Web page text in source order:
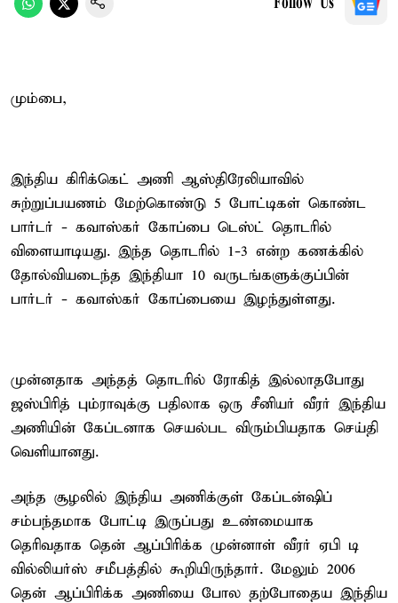
மும்பை,
இந்திய கிரிக்கெட் அணி ஆஸ்திரேலியாவில்
சுற்றுப்பயணம் மேற்கொண்டு 5 போட்டிகள் கொண்ட
பார்டர் - கவாஸ்கர் கோப்பை டெஸ்ட் தொடரில்
விளையாடியது. இந்த தொடரில் 1-3 என்ற கணக்கில்
தோல்வியடைந்த இந்தியா 10 வருடங்களுக்குப்பின்
பார்டர் - கவாஸ்கர் கோப்பையை இழந்துள்ளது.
முன்னதாக அந்தத் தொடரில் ரோகித் இல்லாதபோது
ஜஸ்பிரித் பும்ராவுக்கு பதிலாக ஒரு சீனியர் வீரர் இந்திய
அணியின் கேப்டனாக செயல்பட விரும்பியதாக செய்தி
வெளியானது.
அந்த சூழலில் இந்திய அணிக்குள் கேப்டன்ஷிப்
சம்பந்தமாக போட்டி இருப்பது உண்மையாக
தெரிவதாக தென் ஆப்பிரிக்க முன்னாள் வீரர் ஏபி டி
வில்லியர்ஸ் சமீபத்தில் கூறியிருந்தார். மேலும் 2006
தென் ஆப்பிரிக்க அணியை போல தற்போதைய இந்திய